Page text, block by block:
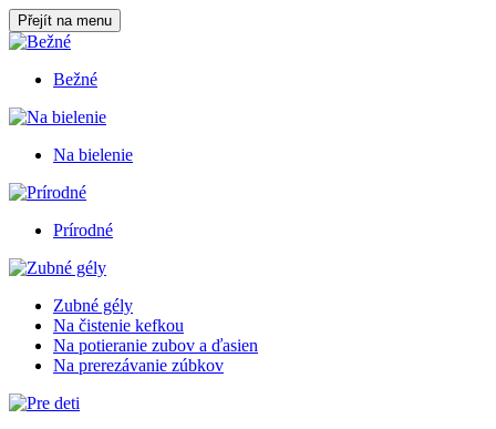
Přejít na menu
Bežné
Na bielenie
Prírodné
Zubné gély
Na čistenie kefkou
Na potieranie zubov a ďasien
Na prerezávanie zúbkov